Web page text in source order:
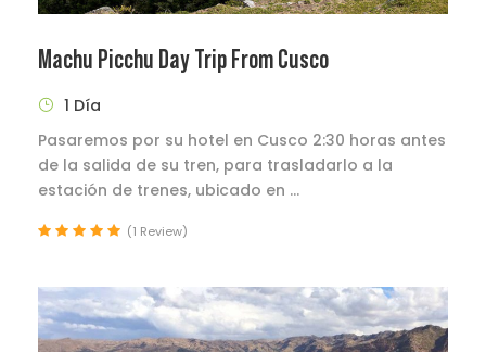
Machu Picchu Day Trip From Cusco
1 Día
Pasaremos por su hotel en Cusco 2:30 horas antes
de la salida de su tren, para trasladarlo a la
estación de trenes, ubicado en ...
(1 Review)